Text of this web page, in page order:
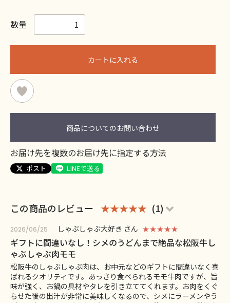
数量
カートに入れる
商品についてのお問い合わせ
お届け先を複数のお届け先に指定する方法
ポスト LINEで送る
この商品のレビュー ★★★★★ (1)
2026/06/25 しゃぶしゃぶ大好き さん ★★★★★
ギフトに間違いなし！シメのうどんまで絶品な松阪牛し
ゃぶしゃぶ肉モモ
松阪牛のしゃぶしゃぶ肉は、お中元などのギフトに間違いなく喜
ばれるクオリティです。あっさり食べられるモモ牛肉ですが、旨
味が強く、お鍋の具材やタレを引き立ててくれます。お肉をくぐ
らせた後の出汁が非常に美味しくなるので、シメにラーメンやう